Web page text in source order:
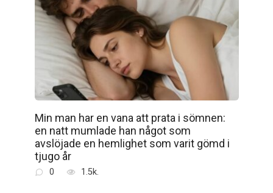
Min man har en vana att prata i sömnen:
en natt mumlade han något som
avslöjade en hemlighet som varit gömd i
tjugo år
0 1.5k.